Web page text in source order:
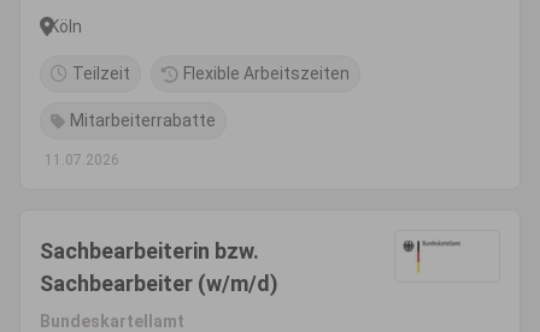
Köln
Teilzeit Flexible Arbeitszeiten
Mitarbeiterrabatte
11.07.2026
Sachbearbeiterin bzw.
Sachbearbeiter (w/m/d)
Bundeskartellamt